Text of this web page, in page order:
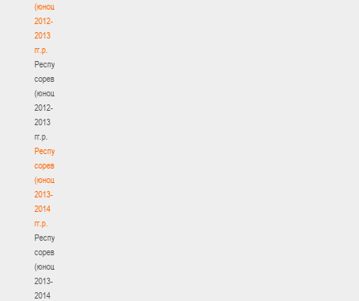
(юноши)
2012-
2013
гг.р.
Республиканские
соревнования
(юноши)
2012-
2013
гг.р.
Республиканские
соревнования
(юноши)
2013-
2014
гг.р.
Республиканские
соревнования
(юноши)
2013-
2014